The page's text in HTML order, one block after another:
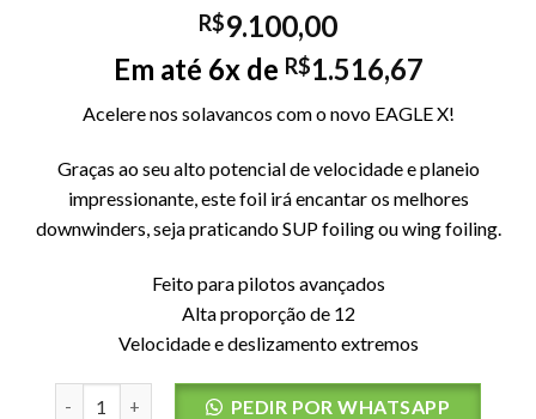
R$9.100,00
Em até 6x de R$1.516,67
Acelere nos solavancos com o novo EAGLE X!
Graças ao seu alto potencial de velocidade e planeio
impressionante, este foil irá encantar os melhores
downwinders, seja praticando SUP foiling ou wing foiling.
Feito para pilotos avançados
Alta proporção de 12
Velocidade e deslizamento extremos
Asa Dainteira EAGLE X UHM Carbon F-ONE - 1000Cm²
PEDIR POR WHATSAPP